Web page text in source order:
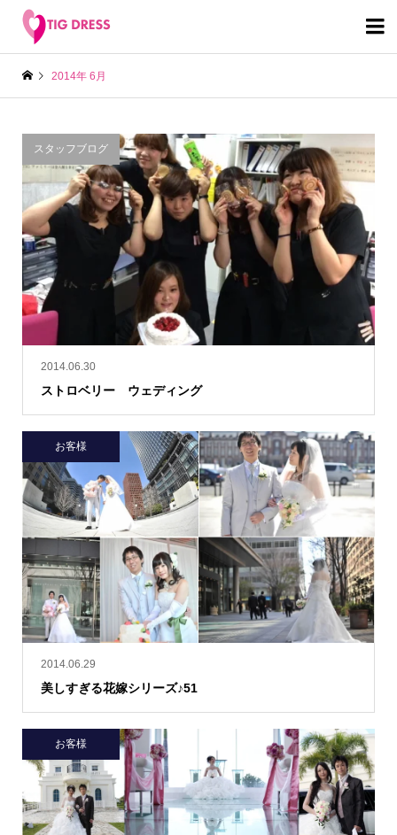

2014年 6月
2014.06.30
ストロベリー ウェディング
スタッフブログ
2014.06.29
美しすぎる花嫁シリーズ♪51
お客様
お客様